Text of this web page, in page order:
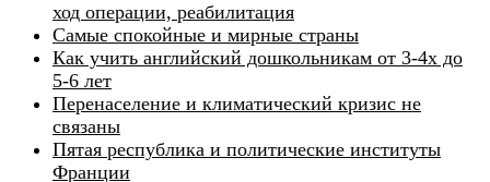
ход операции, реабилитация
Самые спокойные и мирные страны
Как учить английский дошкольникам от 3-4х до
5-6 лет
Перенаселение и климатический кризис не
связаны
Пятая республика и политические институты
Франции